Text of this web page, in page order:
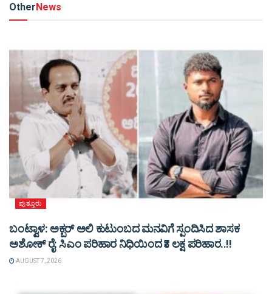
OtherNews
ಪುತ್ತೂರು
ಬಂಟ್ವಾಳ: ಅಕ್ಬರ್ ಅಲಿ ಕುಟುಂಬದ ಮನವಿಗೆ ಸ್ಪಂದಿಸಿದ ಶಾಸಕ
ಅಶೋಕ್ ರೈ: ಸಿಎಂ ಪರಿಹಾರ ನಿಧಿಯಿಂದ ₹3 ಲಕ್ಷ ಪರಿಹಾರ..!!
AUGUST 7, 2026